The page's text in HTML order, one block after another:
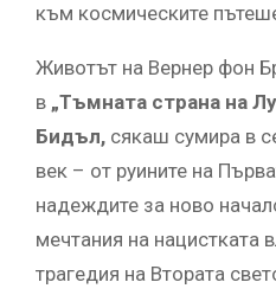
към космическите
Животът на Вернер фон
в „Тъмната страна на
Бидъл, сякаш сумира в
век – от руините на
надеждите за ново
мечтания на нацистката
трагедия на Втората